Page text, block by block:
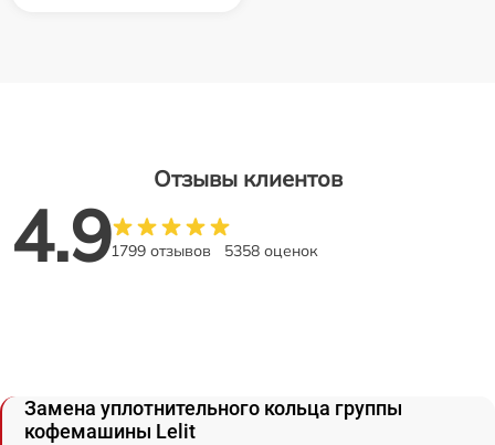
Отзывы клиентов
4.91799 отзывов 5358 оценок
Замена уплотнительного кольца группы
кофемашины Lelit